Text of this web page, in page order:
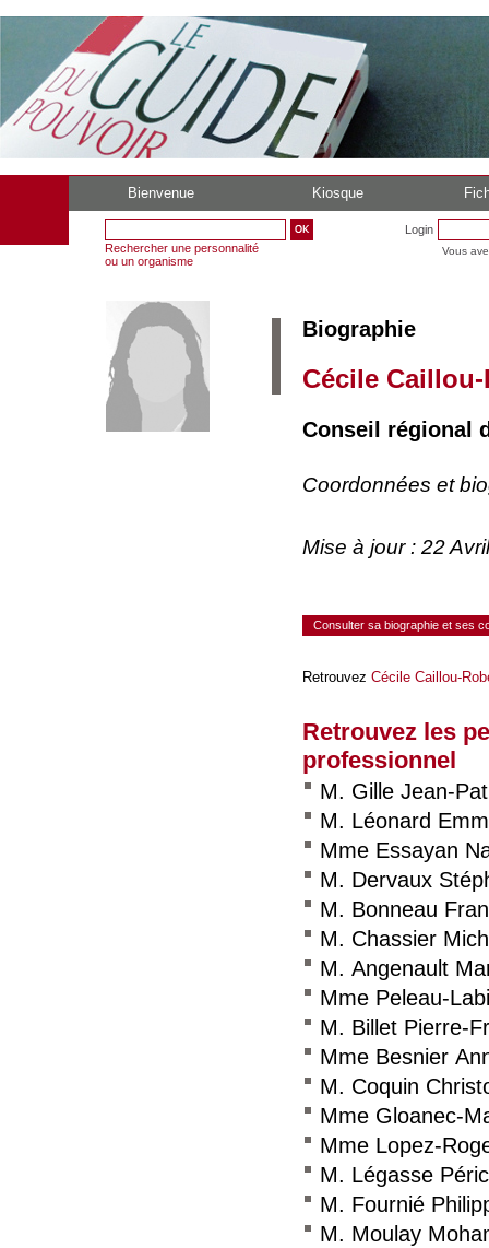
Bienvenue Kiosque
Rechercher une personnalité
ou un organisme
Login
Vous
Biographie
Cécile
Conseil régional
Coordonnées et
Mise à jour : 22
Consulter sa biographie et ses
Retrouvez Cécile Caillou-
Retrouvez les
professionnel
M. Gille Jean-
M. Léonard
Mme Essayan
M. Dervaux
M. Bonneau
M. Chassier
M. Angenault
Mme Peleau-
M. Billet Pierre-
Mme Besnier
M. Coquin
Mme Gloanec-
Mme Lopez-
M. Légasse
M. Fournié
M. Moulay